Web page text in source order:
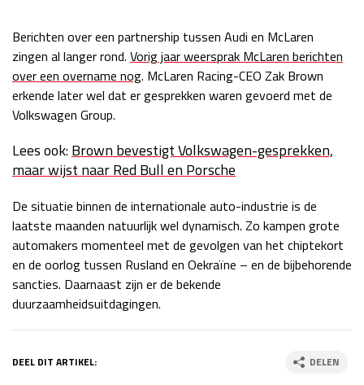
Berichten over een partnership tussen Audi en McLaren
zingen al langer rond. Vorig jaar weersprak McLaren berichten
over een overname nog. McLaren Racing-CEO Zak Brown
erkende later wel dat er gesprekken waren gevoerd met de
Volkswagen Group.
Lees ook:Brown bevestigt Volkswagen-gesprekken,
maar wijst naar Red Bull en Porsche
De situatie binnen de internationale auto-industrie is de
laatste maanden natuurlijk wel dynamisch. Zo kampen grote
automakers momenteel met de gevolgen van het chiptekort
en de oorlog tussen Rusland en Oekraïne – en de bijbehorende
sancties. Daarnaast zijn er de bekende
duurzaamheidsuitdagingen.
DEEL DIT ARTIKEL: DELEN